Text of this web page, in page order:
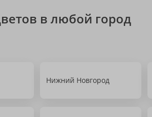
в любой город
Нижний Новгород